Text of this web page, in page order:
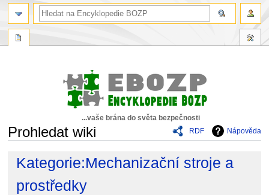
...vaše brána do světa bezpečnosti
RDF
Nápověda
Prohledat wiki
Skočit
Skočit
vyhledávání
Kategorie:Mechanizační stroje a
prostředky